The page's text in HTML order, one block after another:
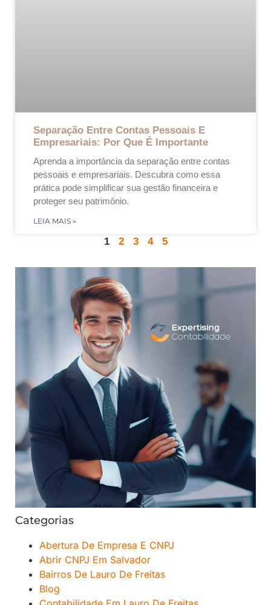
Separação Entre Contas Pessoais E
Empresariais: Por Que É Importante
Aprenda a importância da separação entre contas
pessoais e empresariais. Descubra como essa
prática pode simplificar sua gestão financeira e
proteger seu patrimônio.
LEIA MAIS »
1 2 3 4 5
Categorias
Abertura De Empresa E CNPJ
Abrir CNPJ Em Salvador
Bairros De Lauro De Freitas
Blog